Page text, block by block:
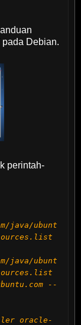
pada Debian.
perintah-
java/ubunt
java/ubunt
--
oracle-